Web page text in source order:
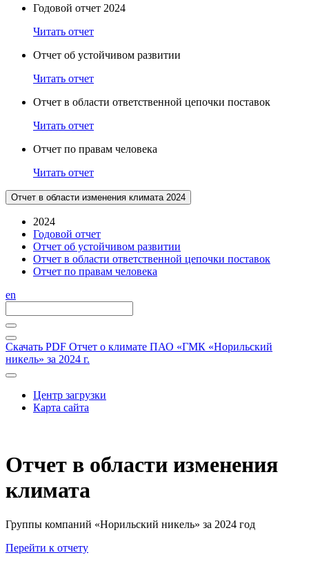
Годовой отчет 2024
Читать отчет
Отчет об устойчивом развитии
Читать отчет
Отчет в области ответственной цепочки поставок
Читать отчет
Отчет по правам человека
Читать отчет
Отчет в области изменения климата 2024
2024
Годовой отчет
Отчет об устойчивом развитии
Отчет в области ответственной цепочки поставок
Отчет по правам человека
en
Скачать PDF Отчет о климате ПАО «ГМК «Норильский
никель» за 2024 г.
Центр загрузки
Карта сайта
Отчет в области изменения
климата
Группы компаний «Норильский никель» за 2024 год
Перейти к отчету